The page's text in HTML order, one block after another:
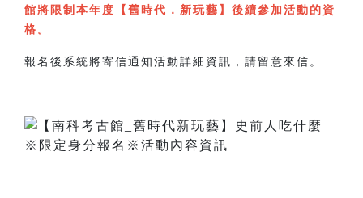
館將限制本年度【舊時代．新玩藝】後續參加活動的資
格。
報名後系統將寄信通知活動詳細資訊，請留意來信。